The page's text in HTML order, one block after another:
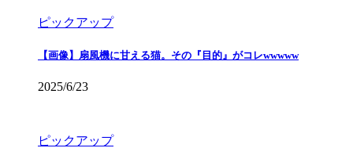
ピックアップ
【画像】扇風機に甘える猫。その『目的』がコレwwwww
2025/6/23
ピックアップ